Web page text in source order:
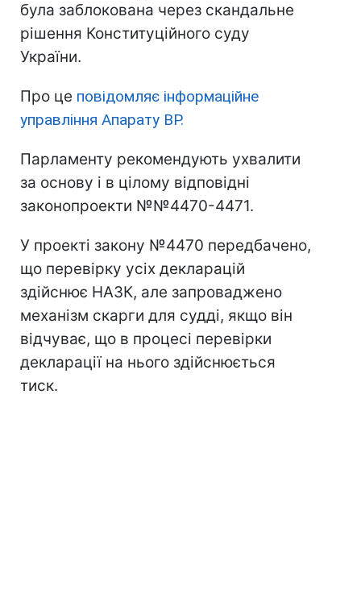
була заблокована через скандальне
рішення Конституційного суду
України.
Про це повідомляє інформаційне
управління Апарату ВР.
Парламенту рекомендують ухвалити
за основу і в цілому відповідні
законопроекти №№4470-4471.
У проекті закону №4470 передбачено,
що перевірку усіх декларацій
здійснює НАЗК, але запроваджено
механізм скарги для судді, якщо він
відчуває, що в процесі перевірки
декларації на нього здійснюється
тиск.